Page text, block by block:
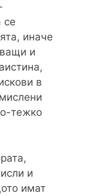
се
иначе
и
в
тежко
и
имат